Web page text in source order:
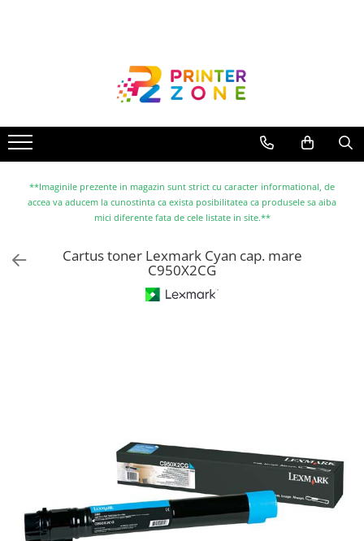
Imprimante cu jet
Multifunctionale laser
Multifunctionale cu jet
Imprimante etichete
Scanere
Cartuse inkjet si cerneala
Hartie
**Imaginile prezente in magazin sunt strict cu caracter informational, de
accea va aducem la cunostinta ca exista posibilitatea ca produsele sa aiba
mici diferente fata de cele listate in site.**
Cartus toner Lexmark Cyan cap. mare
C950X2CG